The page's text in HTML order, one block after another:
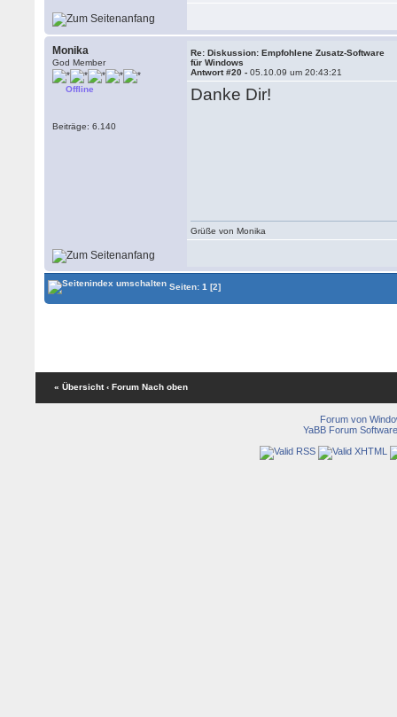
Monika
God Member
Offline
Beiträge: 6.140
Re: Diskussion: Empfohlene Zusatz-Software
für Windows
Antwort #20 -05.10.09 um 20:43:21
Danke Dir!
Grüße von Monika
Seiten:1 [2]
« Übersicht ‹ Forum Nach oben
Forum von
YaBB Forum Software